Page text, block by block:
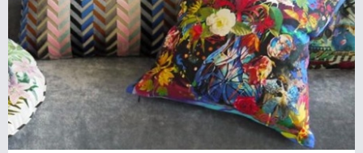
Spisebordsstole
Lænestole
Kontorstole
Skamler
&
taburetter
Barstole